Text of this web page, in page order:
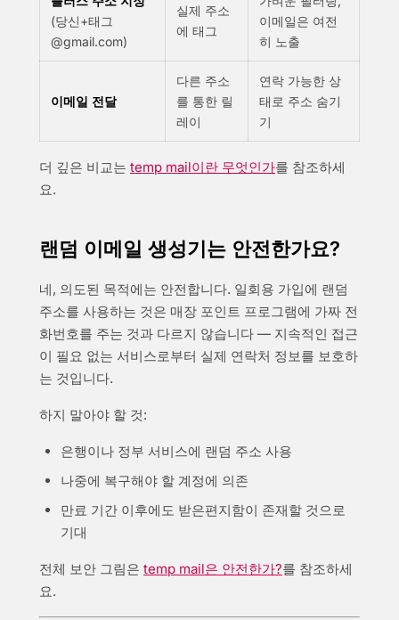
(당신+태그
@gmail.com)
실제 주소
에 태그
이메일은 여전
히 노출
이메일 전달
다른 주소
를 통한 릴
레이
연락 가능한 상
태로 주소 숨기
기
더 깊은 비교는 temp mail이란 무엇인가를 참조하세
요.
랜덤 이메일 생성기는 안전한가요?
네, 의도된 목적에는 안전합니다. 일회용 가입에 랜덤
주소를 사용하는 것은 매장 포인트 프로그램에 가짜 전
화번호를 주는 것과 다르지 않습니다 — 지속적인 접근
이 필요 없는 서비스로부터 실제 연락처 정보를 보호하
는 것입니다.
하지 말아야 할 것:
은행이나 정부 서비스에 랜덤 주소 사용
나중에 복구해야 할 계정에 의존
만료 기간 이후에도 받은편지함이 존재할 것으로
기대
전체 보안 그림은 temp mail은 안전한가?를 참조하세
요.